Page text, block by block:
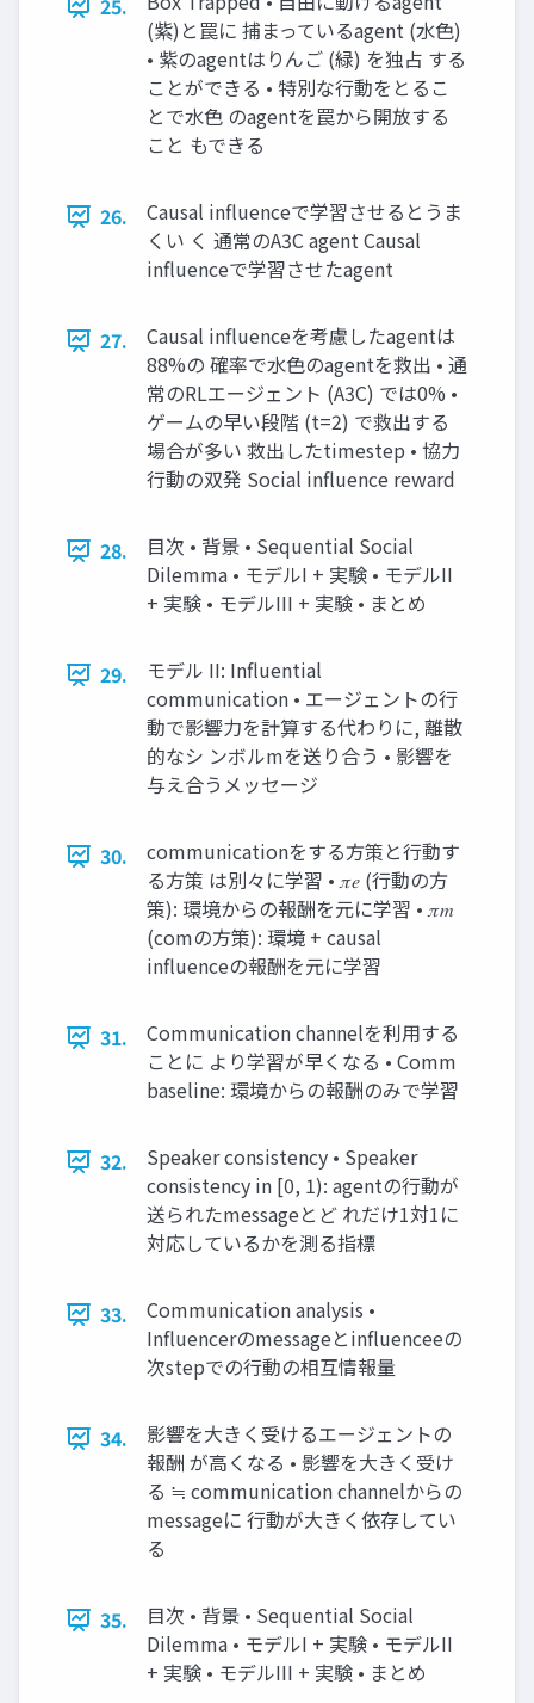
25.
(紫)と罠に 捕まっているagent (水色)
• 紫のagentはりんご (緑) を独占 する
ことができる • 特別な行動をとるこ
とで水色 のagentを罠から開放する
こと もできる
26.
Causal influenceで学習させるとうま
くい く 通常のA3C agent Causal
influenceで学習させたagent
27.
Causal influenceを考慮したagentは
88%の 確率で水色のagentを救出 • 通
常のRLエージェント (A3C) では0% •
ゲームの早い段階 (t=2) で救出する
場合が多い 救出したtimestep • 協力
行動の双発 Social influence reward
28.
目次 • 背景 • Sequential Social
Dilemma • モデルI + 実験 • モデルII
+ 実験 • モデルIII + 実験 • まとめ
29.
モデル II: Influential
communication • エージェントの行
動で影響力を計算する代わりに, 離散
的なシ ンボルmを送り合う • 影響を
与え合うメッセージ
30.
communicationをする方策と行動す
る方策 は別々に学習 • 𝜋𝑒 (行動の方
策): 環境からの報酬を元に学習 • 𝜋𝑚
(comの方策): 環境 + causal
influenceの報酬を元に学習
31.
Communication channelを利用する
ことに より学習が早くなる • Comm
baseline: 環境からの報酬のみで学習
32.
Speaker consistency • Speaker
consistency in [0, 1): agentの行動が
送られたmessageとど れだけ1対1に
対応しているかを測る指標
33.
Communication analysis •
Influencerのmessageとinfluenceeの
次stepでの行動の相互情報量
34.
影響を大きく受けるエージェントの
報酬 が高くなる • 影響を大きく受け
る ≒ communication channelからの
messageに 行動が大きく依存してい
る
35.
目次 • 背景 • Sequential Social
Dilemma • モデルI + 実験 • モデルII
+ 実験 • モデルIII + 実験 • まとめ